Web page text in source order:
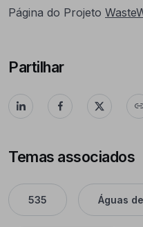
Página do Projeto
Partilhar
Temas associados
535 Águas